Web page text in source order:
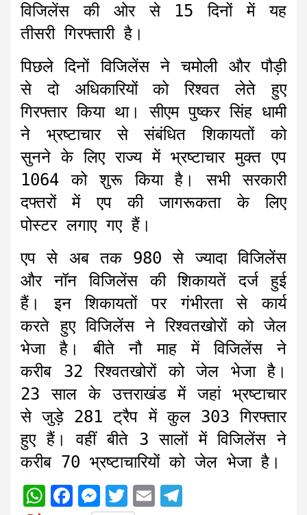
विजिलेंस की ओर से 15 दिनों में यह
तीसरी गिरफ्तारी है।
पिछले दिनों विजिलेंस ने चमोली और पौड़ी
से दो अधिकारियों को रिश्वत लेते हुए
गिरफ्तार किया था। सीएम पुष्कर सिंह धामी
ने भ्रष्टाचार से संबंधित शिकायतों को
सुनने के लिए राज्य में भ्रष्टाचार मुक्त एप
1064 को शुरू किया है। सभी सरकारी
दफ्तरों में एप की जागरूकता के लिए
पोस्टर लगाए गए हैं।
एप से अब तक 980 से ज्यादा विजिलेंस
और नॉन विजिलेंस की शिकायतें दर्ज हुई
हैं। इन शिकायतों पर गंभीरता से कार्य
करते हुए विजिलेंस ने रिश्वतखोरों को जेल
भेजा है। बीते नौ माह में विजिलेंस ने
करीब 32 रिश्वतखोरों को जेल भेजा है।
23 साल के उत्तराखंड में जहां भ्रष्टाचार
से जुड़े 281 ट्रैप में कुल 303 गिरफ्तार
हुए हैं। वहीं बीते 3 सालों में विजिलेंस ने
करीब 70 भ्रष्टाचारियों को जेल भेजा है।
W
F
M
T
E